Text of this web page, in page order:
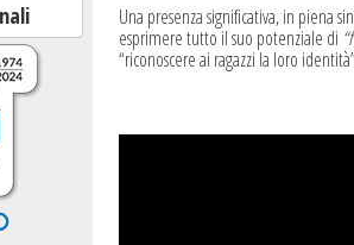
Una presenza significativa, in piena
esprimere tutto il suo potenziale di
“riconoscere ai ragazzi la loro